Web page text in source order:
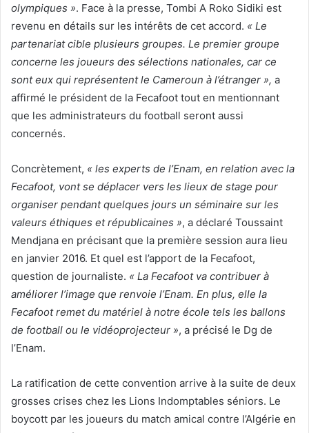
olympiques ». Face à la presse, Tombi A Roko Sidiki est
revenu en détails sur les intérêts de cet accord. « Le
partenariat cible plusieurs groupes. Le premier groupe
concerne les joueurs des sélections nationales, car ce
sont eux qui représentent le Cameroun à l’étranger », a
affirmé le président de la Fecafoot tout en mentionnant
que les administrateurs du football seront aussi
concernés.
Concrètement, « les experts de l’Enam, en relation avec la
Fecafoot, vont se déplacer vers les lieux de stage pour
organiser pendant quelques jours un séminaire sur les
valeurs éthiques et républicaines », a déclaré Toussaint
Mendjana en précisant que la première session aura lieu
en janvier 2016. Et quel est l’apport de la Fecafoot,
question de journaliste. « La Fecafoot va contribuer à
améliorer l’image que renvoie l’Enam. En plus, elle la
Fecafoot remet du matériel à notre école tels les ballons
de football ou le vidéoprojecteur », a précisé le Dg de
l’Enam.
La ratification de cette convention arrive à la suite de deux
grosses crises chez les Lions Indomptables séniors. Le
boycott par les joueurs du match amical contre l’Algérie en